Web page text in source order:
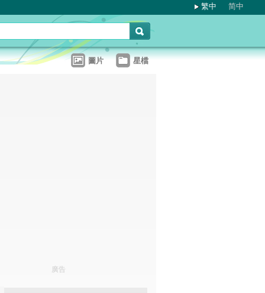
繁中 简中
圖片 星檔
廣告